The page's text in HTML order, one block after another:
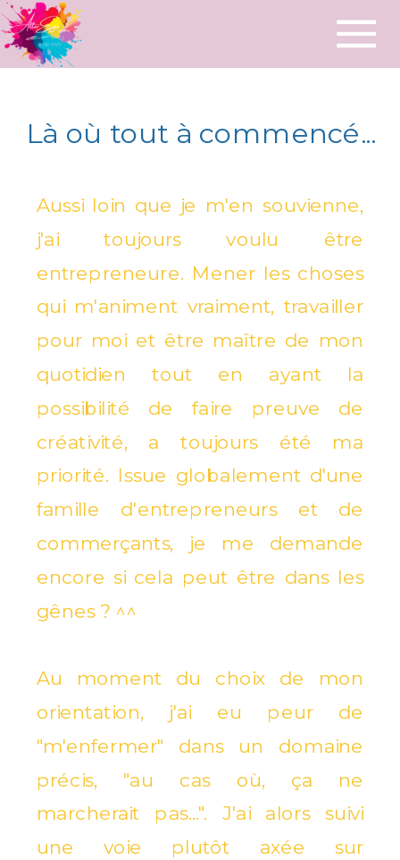
Aussi loin que je m'en souvienne,
j'ai toujours voulu être
entrepreneure. Mener les choses
qui m'animent vraiment, travailler
pour moi et être maître de mon
quotidien tout en ayant la
possibilité de faire preuve de
créativité, a toujours été ma
priorité. Issue globalement d'une
famille d'entrepreneurs et de
commerçants, je me demande
encore si cela peut être dans les
gênes ? ^^
Au moment du choix de mon
orientation, j'ai eu peur de
"m'enfermer" dans un domaine
précis, "au cas où, ça ne
marcherait pas...". J'ai alors suivi
une voie plutôt axée sur
Là où tout à commencé...